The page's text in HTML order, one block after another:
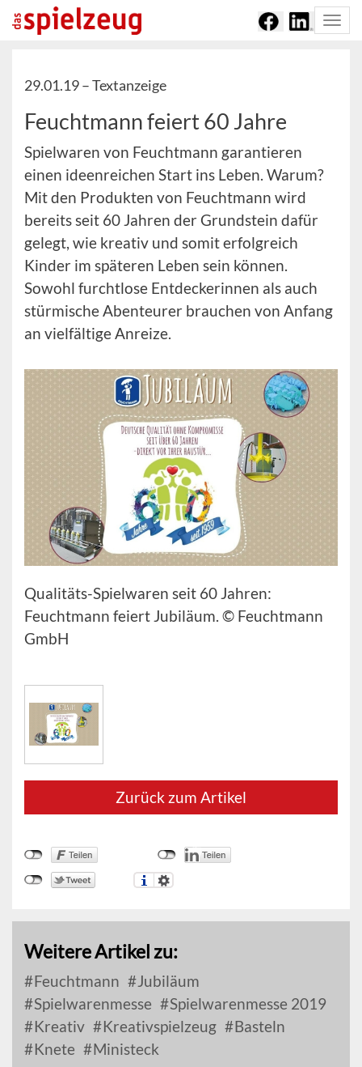
29.01.19 –Textanzeige
Feuchtmann feiert 60 Jahre
Spielwaren von Feuchtmann garantieren
einen ideenreichen Start ins Leben. Warum?
Mit den Produkten von Feuchtmann wird
bereits seit 60 Jahren der Grundstein dafür
gelegt, wie kreativ und somit erfolgreich
Kinder im späteren Leben sein können.
Sowohl furchtlose Entdeckerinnen als auch
stürmische Abenteurer brauchen von Anfang
an vielfältige Anreize.
Qualitäts-Spielwaren seit 60 Jahren:
Feuchtmann feiert Jubiläum. © Feuchtmann
GmbH
Zurück zum Artikel
Weitere Artikel zu:
Feuchtmann
Jubiläum
Spielwarenmesse
Spielwarenmesse 2019
Kreativ
Kreativspielzeug
Basteln
Knete
Ministeck